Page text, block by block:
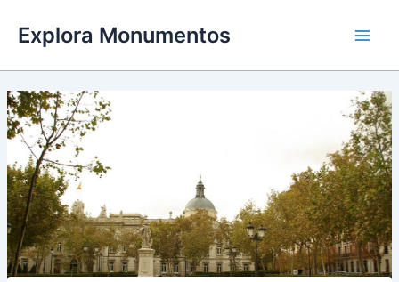
contenido
Explora Monumentos